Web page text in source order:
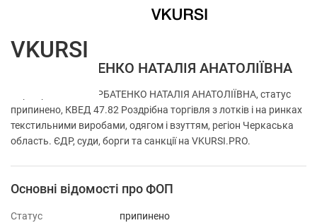
ФОП ГОРБАТЕНКО НАТАЛІЯ АНАТОЛІЇВНА
Перевірка ФОП ГОРБАТЕНКО НАТАЛІЯ АНАТОЛІЇВНА, статус
припинено, КВЕД 47.82 Роздрібна торгівля з лотків і на ринках
текстильними виробами, одягом і взуттям, регіон Черкаська
область. ЄДР, суди, борги та санкції на VKURSI.PRO.
Основні відомості про ФОП
Статус
припинено
VKURSI